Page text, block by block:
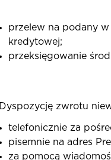
przelew na podany
kredytowej;
przeksięgowanie
Dyspozycję zwrotu
telefonicznie za
pisemnie na adres
za pomocą